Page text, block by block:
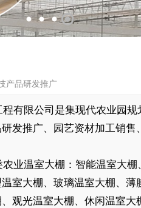
产品研发推广
有限公司是集现代农业园
发推广、园艺资材加工销
业温室大棚：智能温室大
室大棚、玻璃温室大棚、
观光温室大棚、休闲温室